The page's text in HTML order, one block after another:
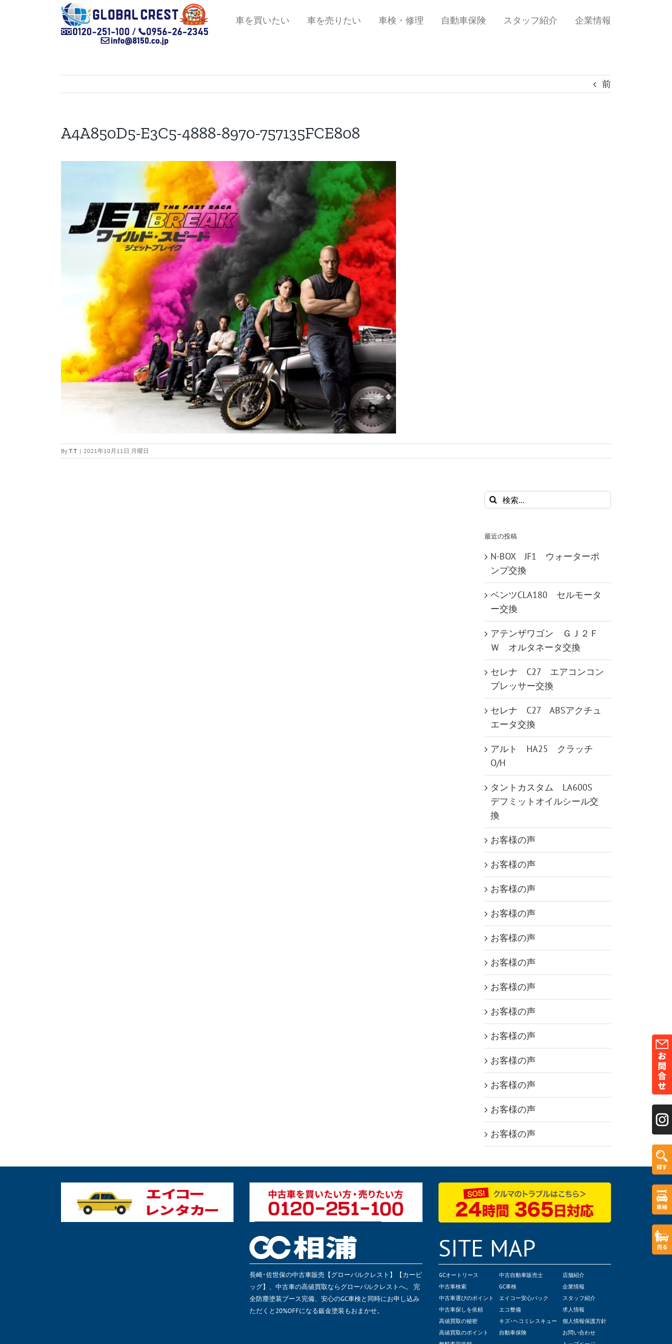
車を買いたい 車を売りたい 車検・修理 自動車保険 スタッフ紹介 企業情報
前
A4A850D5-E3C5-4888-8970-757135FCE808
By T.T | 2021年10月11日 月曜日
検
索
最近の投稿
N-BOX JF1 ウォーターポ
ンプ交換
ベンツCLA180 セルモータ
ー交換
アテンザワゴン ＧＪ２Ｆ
Ｗ オルタネータ交換
セレナ C27 エアコンコン
プレッサー交換
セレナ C27 ABSアクチュ
エータ交換
アルト HA25 クラッチ
O/H
タントカスタム LA600S
デフミットオイルシール交
換
お客様の声
お客様の声
お客様の声
お客様の声
お客様の声
お客様の声
お客様の声
お客様の声
お客様の声
お客様の声
お客様の声
お客様の声
お客様の声
長崎･佐世保の中古車販売【グローバルクレスト】【カービ
ッグ】、中古車の高値買取ならグローバルクレストへ。 完
全防塵塗装ブース完備、安心のGC車検と同時にお申し込み
ただくと20%OFFになる鈑金塗装もおまかせ。
SITE MAP
GCオートリース
中古車検索
中古車選びのポイント
中古車探しを依頼
高値買取の秘密
高値買取のポイント
中古自動車販売士
GC車検
エイコー安心パック
エコ整備
キズ･ヘコミレスキュー
自動車保険
店舗紹介
企業情報
スタッフ紹介
求人情報
個人情報保護方針
お問い合わせ